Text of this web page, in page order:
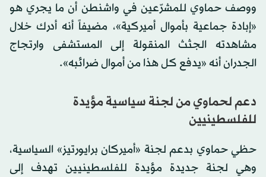
ووصف حماوي للمشرّعين في واشنطن أن ما يجري هو
«إبادة جماعية بأموال أميركية»، مضيفاً أنه أدرك خلال
مشاهدته الجثث المنقولة إلى المستشفى وارتجاج
الجدران أنه «يدفع كل هذا من أموال ضرائبه».
دعم لحماوي من لجنة سياسية مؤيدة
للفلسطينيين
حظي حماوي بدعم لجنة «أميركان برايورتيز» السياسية،
وهي لجنة جديدة مؤيدة للفلسطينيين تهدف إلى